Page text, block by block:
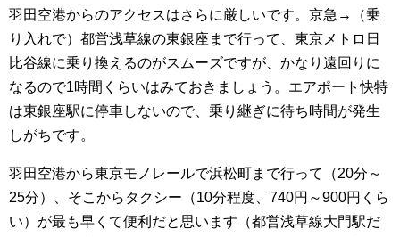
羽田空港からのアクセスはさらに厳しいです。京急→（乗
り入れで）都営浅草線の東銀座まで行って、東京メトロ日
比谷線に乗り換えるのがスムーズですが、かなり遠回りに
なるので1時間くらいはみておきましょう。エアポート快特
は東銀座駅に停車しないので、乗り継ぎに待ち時間が発生
しがちです。
羽田空港から東京モノレールで浜松町まで行って（20分～
25分）、そこからタクシー（10分程度、740円～900円くら
い）が最も早くて便利だと思います（都営浅草線大門駅だ